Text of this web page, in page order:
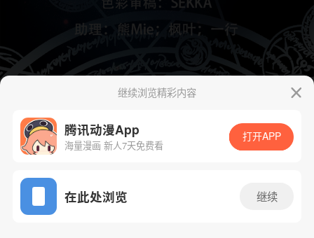
App免费看
下一话 腾漫App免费看
继续浏览精彩内容
腾讯动漫App
海量漫画 新人7天免费看
打开APP
在此处浏览 继续